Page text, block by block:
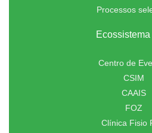
Processos
Centro de
CSIM
CAAIS
FOZ
Clínica Fisio